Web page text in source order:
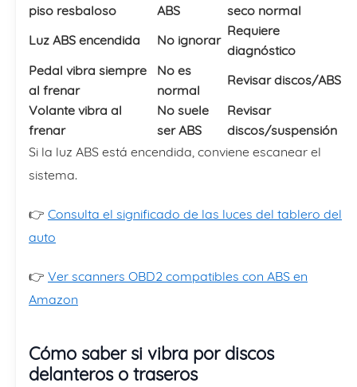
piso resbaloso
ABS
seco normal
Luz ABS encendida
No ignorar
Requiere
diagnóstico
Pedal vibra siempre
al frenar
No es
normal
Revisar discos/ABS
Volante vibra al
frenar
No suele
ser ABS
Revisar
discos/suspensión
Si la luz ABS está encendida, conviene escanear el
sistema.
👉 Consulta el significado de las luces del tablero del
auto
👉 Ver scanners OBD2 compatibles con ABS en
Amazon
Cómo saber si vibra por discos
delanteros o traseros